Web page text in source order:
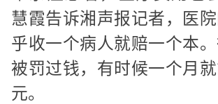
慧霞告诉湘声报记者，医
乎收一个病人就赔一个本
被罚过钱，有时候一个月
元。